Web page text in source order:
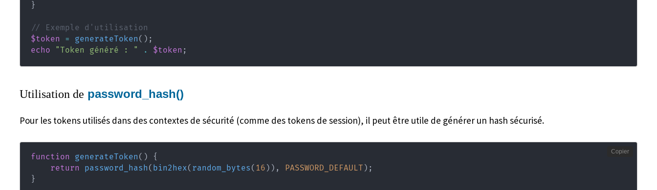
}
// Exemple d'utilisation
$token
= generateToken ( ) ;
echo
"Token généré : " . $token ;
Utilisation de password_hash()
Pour les tokens utilisés dans des contextes de sécurité (comme des tokens de session), il peut être utile de générer un hash sécurisé.
function generateToken ( )
{
return
password_hash ( bin2hex( random_bytes ( 16 ) ) , PASSWORD_DEFAULT ) ;
}
Copier